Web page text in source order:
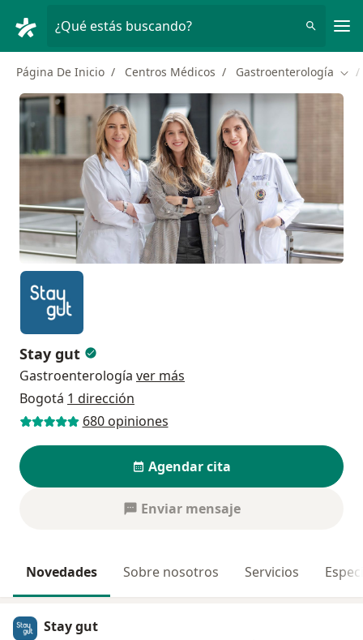
¿Qué estás buscando?
Página De Inicio Centros Médicos Gastroenterología
Stay gut
Gastroenterología ver más
Bogotá 1 dirección
680 opiniones
Agendar cita
Enviar mensaje
Novedades Sobre nosotros Servicios
Stay gut